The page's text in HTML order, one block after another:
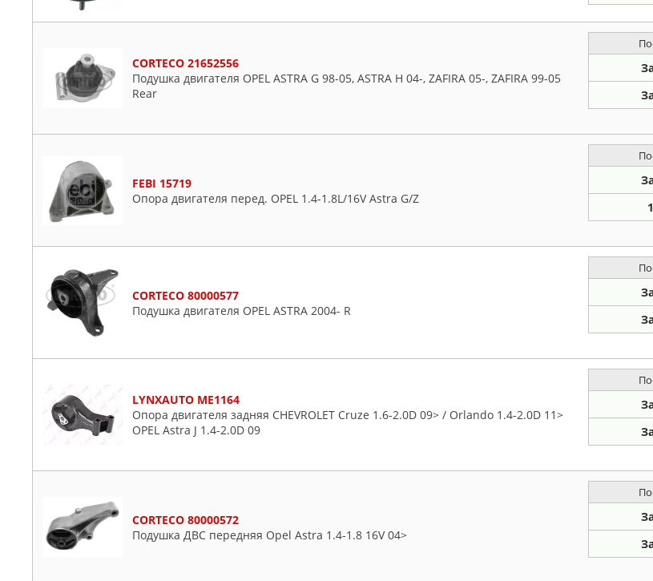
CORTECO 21652556
Подушка двигателя OPEL ASTRA G 98-05, ASTRA H 04-, ZAFIRA 05-, ZAFIRA 99-05
Rear
FEBI 15719
Опора двигателя перед. OPEL 1.4-1.8L/16V Astra G/Z
CORTECO 80000577
Подушка двигателя OPEL ASTRA 2004- R
LYNXAUTO ME1164
Опора двигателя задняя CHEVROLET Cruze 1.6-2.0D 09> / Orlando 1.4-2.0D 11>
OPEL Astra J 1.4-2.0D 09
CORTECO 80000572
Подушка ДВС передняя Opel Astra 1.4-1.8 16V 04>